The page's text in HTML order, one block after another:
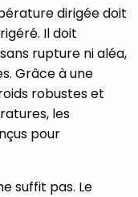
dirigée doit
Il doit
rupture ni aléa,
Grâce à une
robustes et
les
pour
suffit pas. Le